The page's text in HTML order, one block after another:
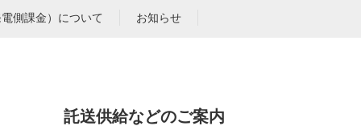
側課金）について お知らせ
託送供給などのご案内